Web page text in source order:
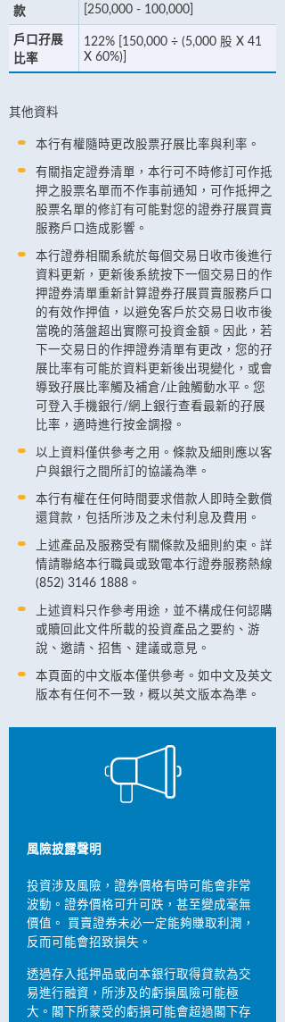
款
[250,000 - 100,000]
戶口孖展
比率
122% [150,000 ÷ (5,000 股 X 41
X 60%)]
其他資料
本行有權隨時更改股票孖展比率與利率。
有關指定證券清單，本行可不時修訂可作抵
押之股票名單而不作事前通知，可作抵押之
股票名單的修訂有可能對您的證券孖展買賣
服務戶口造成影響。
本行證券相關系統於每個交易日收市後進行
資料更新，更新後系統按下一個交易日的作
押證券清單重新計算證券孖展買賣服務戶口
的有效作押值，以避免客戶於交易日收市後
當晚的落盤超出實際可投資金額。因此，若
下一交易日的作押證券清單有更改，您的孖
展比率有可能於資料更新後出現變化，或會
導致孖展比率觸及補倉/止蝕觸動水平。您
可登入手機銀行/網上銀行查看最新的孖展
比率，適時進行按金調撥。
以上資料僅供參考之用。條款及細則應以客
户與銀行之間所訂的協議為準。
本行有權在任何時間要求借款人即時全數償
還貸款，包括所涉及之未付利息及費用。
上述產品及服務受有關條款及細則約束。詳
情請聯絡本行職員或致電本行證券服務熱線
(852) 3146 1888。
上述資料只作參考用途，並不構成任何認購
或贖回此文件所載的投資產品之要約、游
說、邀請、招售、建議或意見。
本頁面的中文版本僅供參考。如中文及英文
版本有任何不一致，概以英文版本為準。
風險披露聲明
投資涉及風險，證券價格有時可能會非常
波動。證券價格可升可跌，甚至變成毫無
價值。 買賣證券未必一定能夠賺取利潤，
反而可能會招致損失。
透過存入抵押品或向本銀行取得貸款為交
易進行融資，所涉及的虧損風險可能極
大。閣下所蒙受的虧損可能會超過閣下存